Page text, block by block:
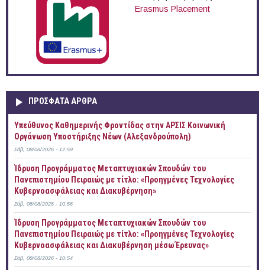
Erasmus Placement
ΠΡOΣΦΑΤΑ AΡΘΡΑ
Yπεύθυνος Καθημερινής Φροντίδας στην ΑΡΣΙΣ Κοινωνική
Οργάνωση Υποστήριξης Νέων (Αλεξανδρούπολη)
Σάβ, 08/08/2026 - 12:59
Ίδρυση Προγράμματος Μεταπτυχιακών Σπουδών του
Πανεπιστημίου Πειραιώς με τίτλο: «Προηγμένες Τεχνολογίες
Κυβερνοασφάλειας και Διακυβέρνηση»
Σάβ, 08/08/2026 - 10:56
Ίδρυση Προγράμματος Μεταπτυχιακών Σπουδών του
Πανεπιστημίου Πειραιώς με τίτλο: «Προηγμένες Τεχνολογίες
Κυβερνοασφάλειας και Διακυβέρνηση μέσω Έρευνας»
Σάβ, 08/08/2026 - 10:54